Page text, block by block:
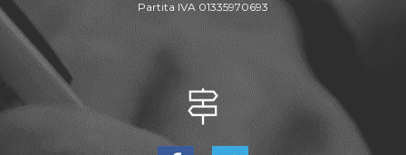
Partita IVA 01335970693